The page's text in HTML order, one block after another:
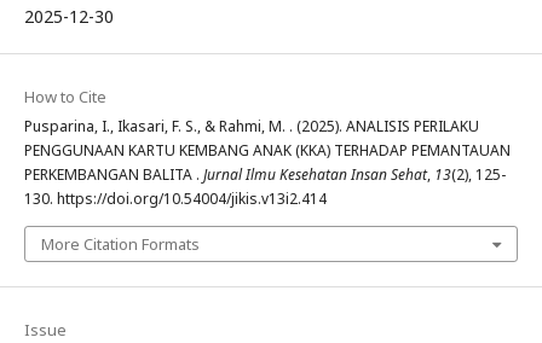
2025-12-30
How to Cite
Pusparina, I., Ikasari, F. S., & Rahmi, M. . (2025). ANALISIS PERILAKU
PENGGUNAAN KARTU KEMBANG ANAK (KKA) TERHADAP PEMANTAUAN
PERKEMBANGAN BALITA . Jurnal Ilmu Kesehatan Insan Sehat, 13(2), 125-
130. https://doi.org/10.54004/jikis.v13i2.414
More Citation Formats
Issue